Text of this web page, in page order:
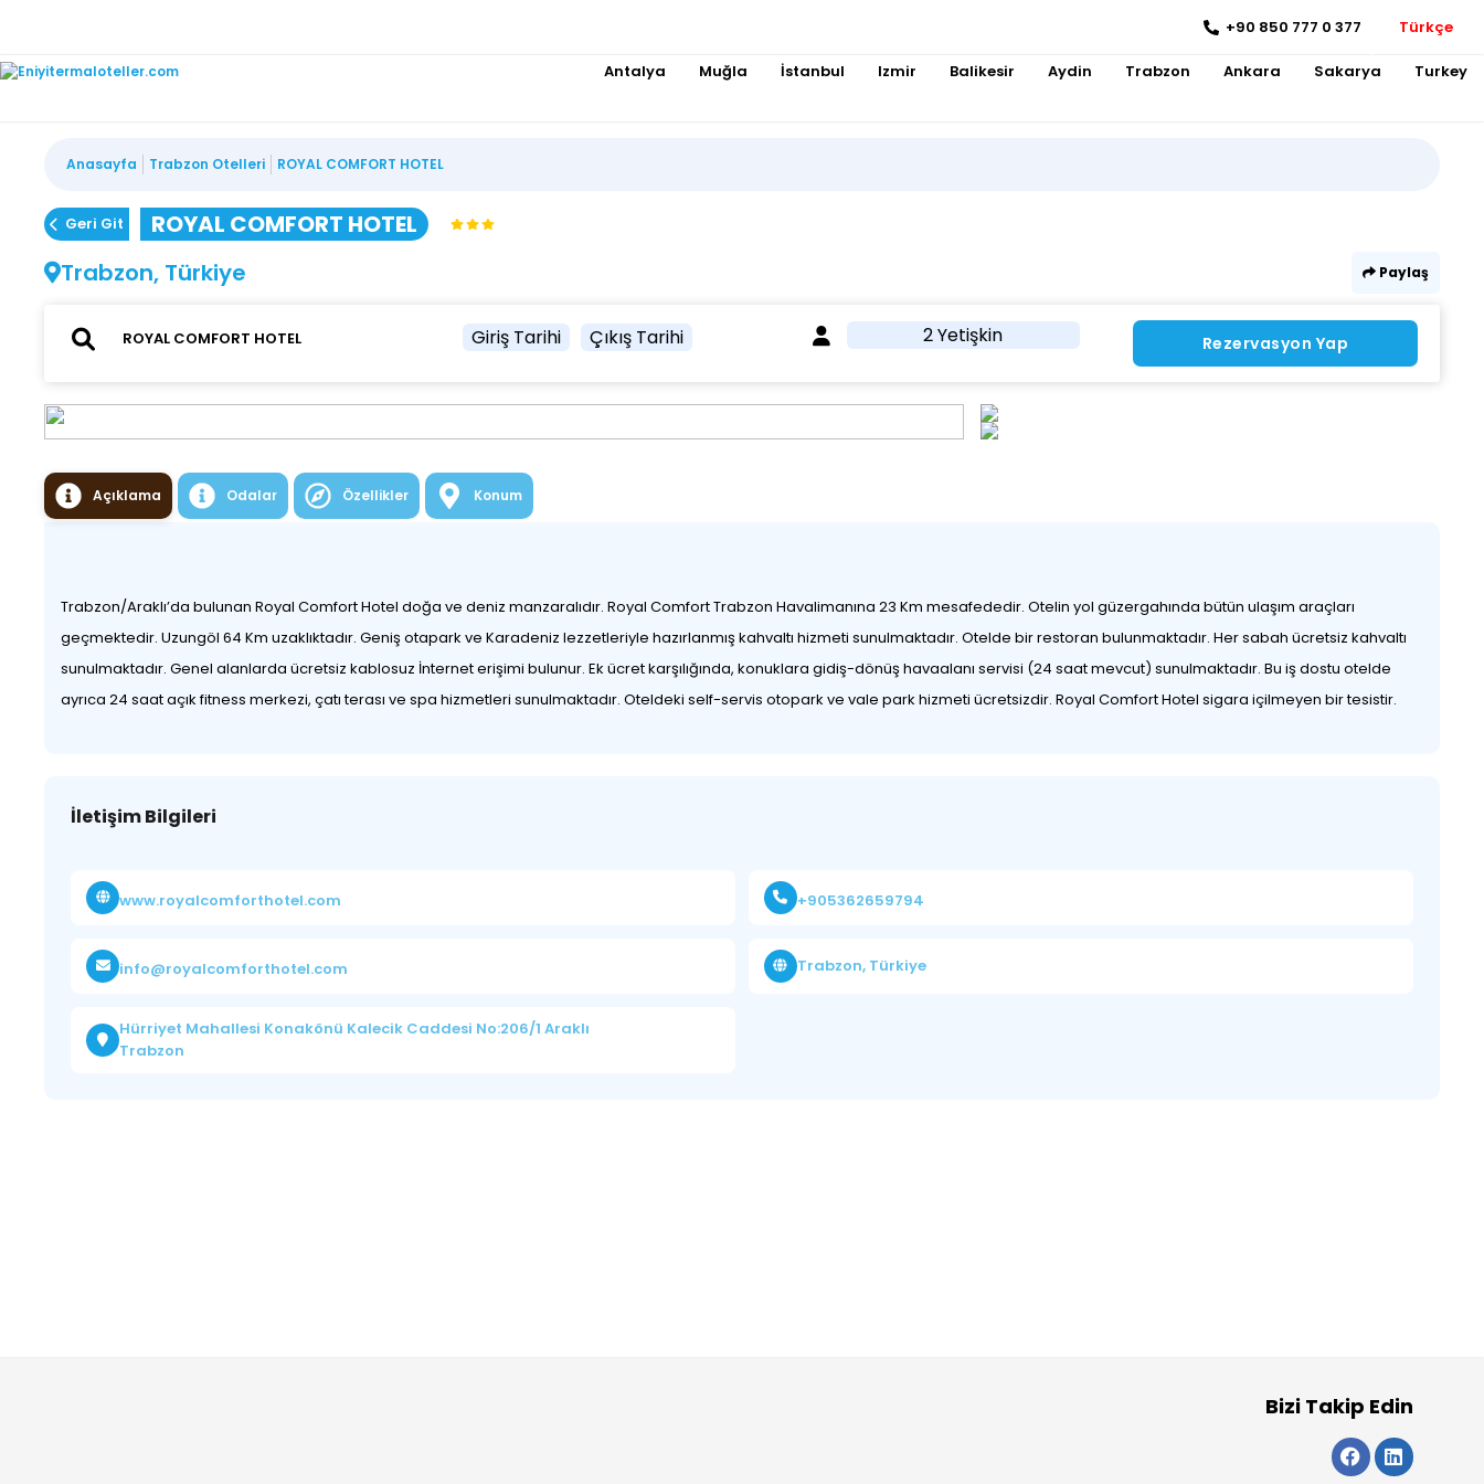
+90 850 777 0 377 Türkçe
Antalya Muğla İstanbul Izmir Balikesir Aydin Trabzon Ankara Sakarya Turkey
Anasayfa Trabzon Otelleri ROYAL COMFORT HOTEL
Geri Git
ROYAL COMFORT HOTEL
Trabzon, Türkiye
Paylaş
Giriş Tarihi Çıkış Tarihi 2 Yetişkin Rezervasyon Yap
Açıklama Odalar Özellikler Konum
Trabzon/Araklı’da bulunan Royal Comfort Hotel doğa ve deniz manzaralıdır. Royal Comfort Trabzon Havalimanına 23 Km mesafededir. Otelin yol güzergahında bütün ulaşım araçları
geçmektedir. Uzungöl 64 Km uzaklıktadır. Geniş otapark ve Karadeniz lezzetleriyle hazırlanmış kahvaltı hizmeti sunulmaktadır. Otelde bir restoran bulunmaktadır. Her sabah ücretsiz kahvaltı
sunulmaktadır. Genel alanlarda ücretsiz kablosuz İnternet erişimi bulunur. Ek ücret karşılığında, konuklara gidiş-dönüş havaalanı servisi (24 saat mevcut) sunulmaktadır. Bu iş dostu otelde
ayrıca 24 saat açık fitness merkezi, çatı terası ve spa hizmetleri sunulmaktadır. Oteldeki self-servis otopark ve vale park hizmeti ücretsizdir. Royal Comfort Hotel sigara içilmeyen bir tesistir.
İletişim Bilgileri
www.royalcomforthotel.com +905362659794
info@royalcomforthotel.com Trabzon, Türkiye
Hürriyet Mahallesi Konakönü Kalecik Caddesi No:206/1 Araklı
Trabzon
Bizi Takip Edin